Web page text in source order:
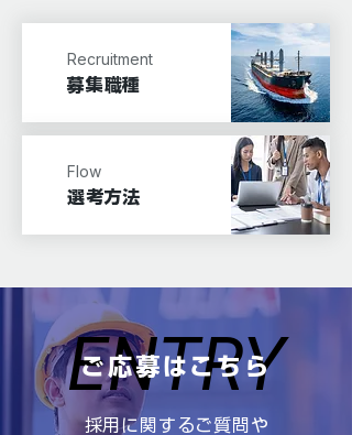
Recruitment
募集職種
Flow
​選考方法
ENTRY
ENTRY
ご応募はこちら
採用に関するご質問や